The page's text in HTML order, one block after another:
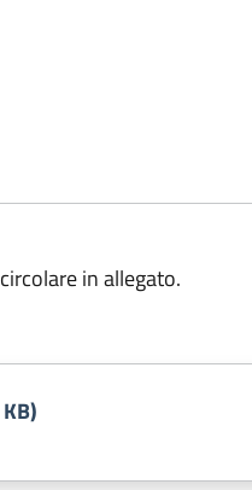
in allegato.